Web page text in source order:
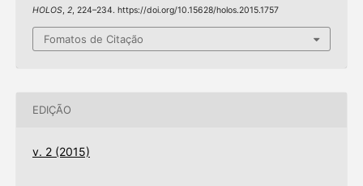
HOLOS, 2, 224–234. https://doi.org/10.15628/holos.2015.1757
Fomatos de Citação
EDIÇÃO
v. 2 (2015)